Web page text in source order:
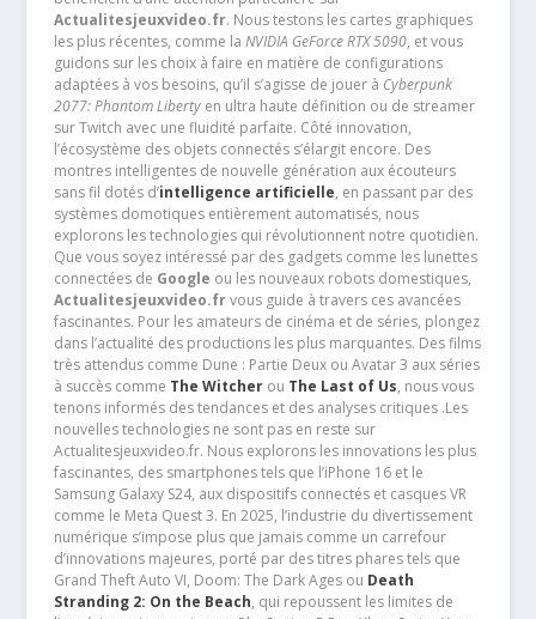
Actualitesjeuxvideo.fr. Nous testons les cartes graphiques
les plus récentes, comme la NVIDIA GeForce RTX 5090, et vous
guidons sur les choix à faire en matière de configurations
adaptées à vos besoins, qu’il s’agisse de jouer à Cyberpunk
2077: Phantom Libertyen ultra haute définition ou de streamer
sur Twitch avec une fluidité parfaite. Côté innovation,
l’écosystème des objets connectés s’élargit encore. Des
montres intelligentes de nouvelle génération aux écouteurs
sans fil dotés d’intelligence artificielle, en passant par des
systèmes domotiques entièrement automatisés, nous
explorons les technologies qui révolutionnent notre quotidien.
Que vous soyez intéressé par des gadgets comme les lunettes
connectées de Google ou les nouveaux robots domestiques,
Actualitesjeuxvideo.frvous guide à travers ces avancées
fascinantes. Pour les amateurs de cinéma et de séries, plongez
dans l’actualité des productions les plus marquantes. Des films
très attendus comme Dune : Partie Deux ou Avatar 3 aux séries
à succès comme The Witcherou The Last of Us, nous vous
tenons informés des tendances et des analyses critiques .Les
nouvelles technologies ne sont pas en reste sur
Actualitesjeuxvideo.fr. Nous explorons les innovations les plus
fascinantes, des smartphones tels que l’iPhone 16 et le
Samsung Galaxy S24, aux dispositifs connectés et casques VR
comme le Meta Quest 3. En 2025, l’industrie du divertissement
numérique s’impose plus que jamais comme un carrefour
d’innovations majeures, porté par des titres phares tels que
Grand Theft Auto VI, Doom: The Dark Ages ou Death
Stranding 2: On the Beach, qui repoussent les limites de